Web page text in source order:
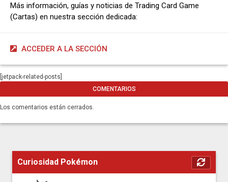
Más información, guías y noticias de Trading Card Game
(Cartas) en nuestra sección dedicada:
ACCEDER A LA SECCIÓN
[jetpack-related-posts]
COMENTARIOS
Los comentarios están cerrados.
Curiosidad Pokémon